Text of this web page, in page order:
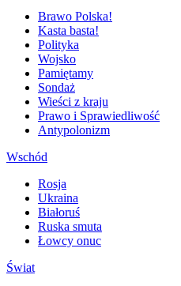
Brawo Polska!
Kasta basta!
Polityka
Wojsko
Pamiętamy
Sondaż
Wieści z kraju
Prawo i Sprawiedliwość
Antypolonizm
Wschód
Rosja
Ukraina
Białoruś
Ruska smuta
Łowcy onuc
Świat